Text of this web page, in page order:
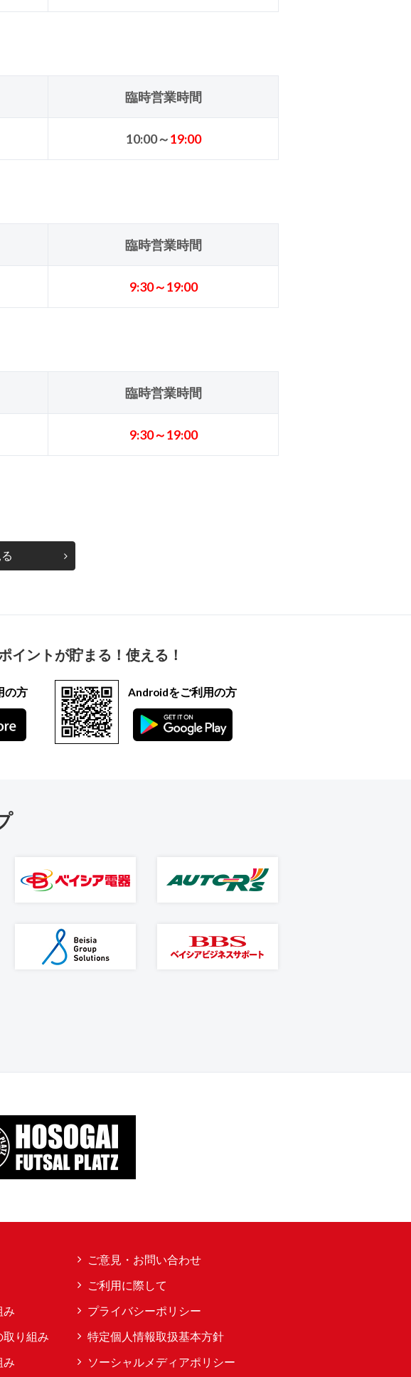
臨時営業時間
10:00～19:00
臨時営業時間
9:30～19:00
臨時営業時間
9:30～19:00
イントが貯まる！使える！
の方 Androidをご利用の方
み
取り組み
み
ご意見・お問い合わせ
ご利用に際して
プライバシーポリシー
特定個人情報取扱基本方針
ソーシャルメディアポリシー